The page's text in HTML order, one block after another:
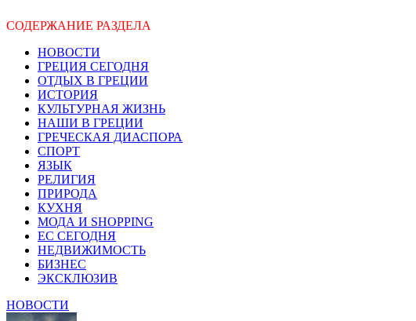
СОДЕРЖАНИЕ РАЗДЕЛА
НОВОСТИ
ГРЕЦИЯ СЕГОДНЯ
ОТДЫХ В ГРЕЦИИ
ИСТОРИЯ
КУЛЬТУРНАЯ ЖИЗНЬ
НАШИ В ГРЕЦИИ
ГРЕЧЕСКАЯ ДИАСПОРА
СПОРТ
ЯЗЫК
РЕЛИГИЯ
ПРИРОДА
КУХНЯ
МОДА И SHOPPING
ЕС СЕГОДНЯ
НЕДВИЖИМОСТЬ
БИЗНЕС
ЭКСКЛЮЗИВ
НОВОСТИ